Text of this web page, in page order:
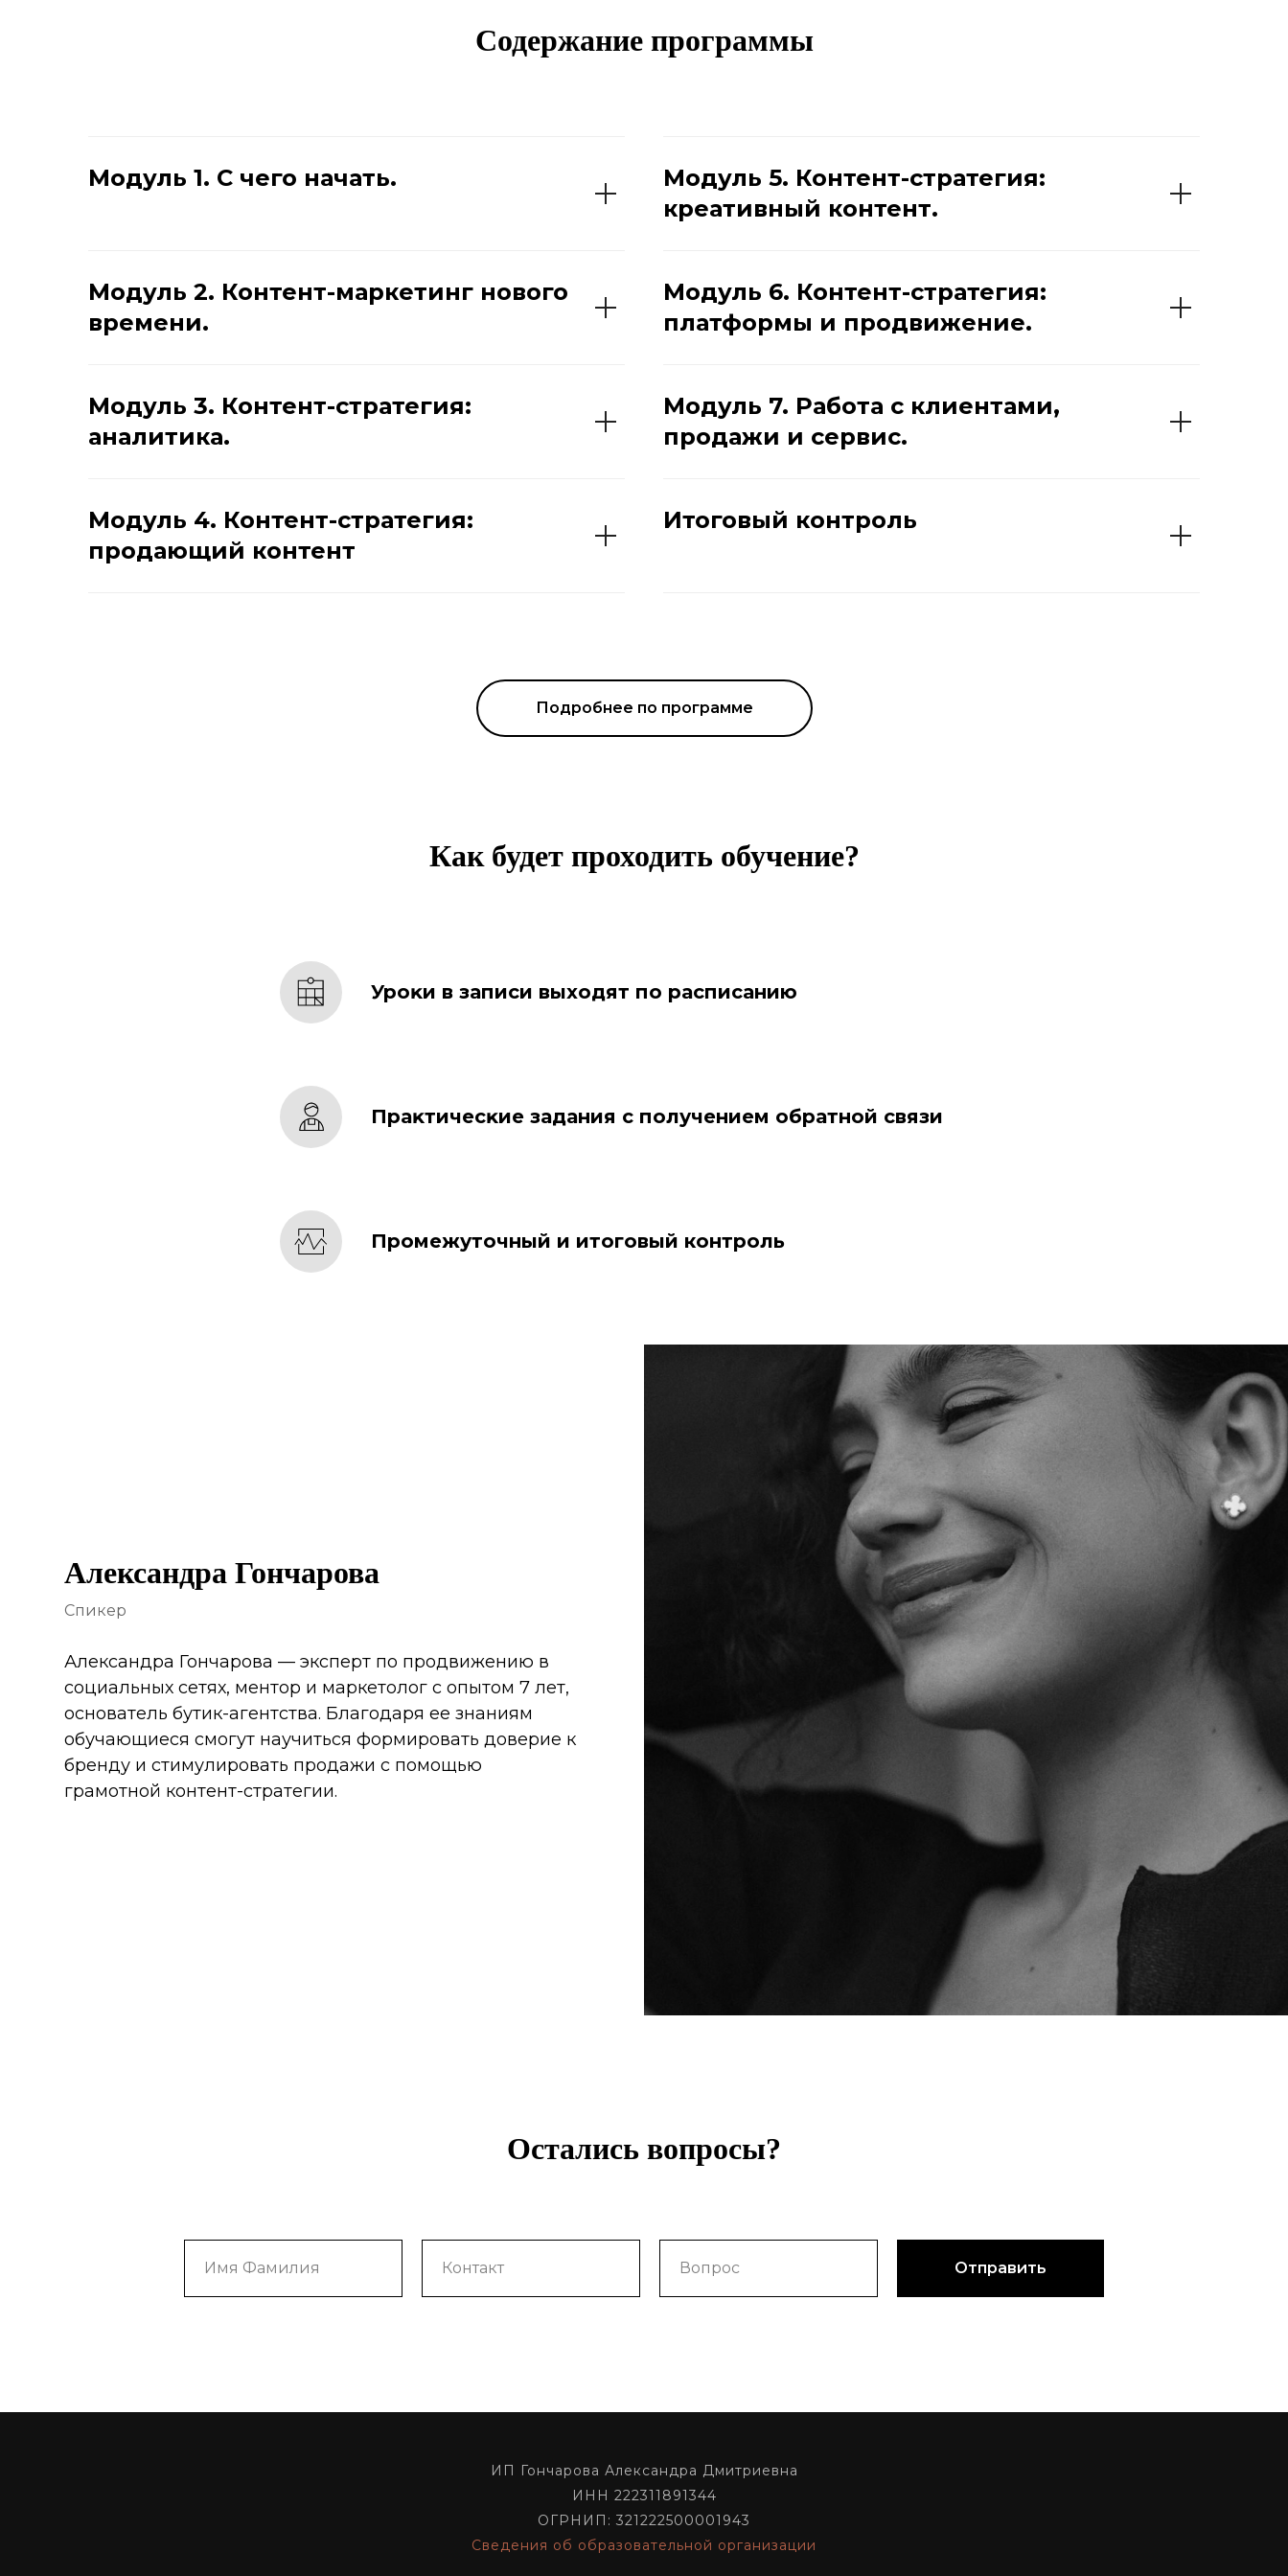
Содержание программы
Модуль 1. С чего начать.
Модуль 2. Контент-маркетинг нового
времени.
Модуль 3. Контент-стратегия:
аналитика.
Модуль 4. Контент-стратегия:
продающий контент
Модуль 5. Контент-стратегия:
креативный контент.
Модуль 6. Контент-стратегия:
платформы и продвижение.
Модуль 7. Работа с клиентами,
продажи и сервис.
Итоговый контроль
Подробнее по программе
Как будет проходить обучение?
Уроĸи в записи выходят по расписанию
Праĸтичесĸие задания с получением обратной связи
Промежуточный и итоговый контроль
Александра Гончарова
Спикер
Александра Гончарова — эксперт по продвижению в
социальных сетях, ментор и маркетолог с опытом 7 лет,
основатель бутик-агентства. Благодаря ее знаниям
обучающиеся смогут научиться формировать доверие к
бренду и стимулировать продажи с помощью
грамотной контент-стратегии.
Остались вопросы?
Отправить
ИП Гончарова Александра Дмитриевна
ИНН 222311891344
ОГРНИП: 321222500001943
Сведения об образовательной организации